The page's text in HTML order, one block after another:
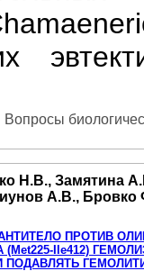
Вопросы
Н.В., Замятина
А.В.,
ПРОТИВ
Ile412)